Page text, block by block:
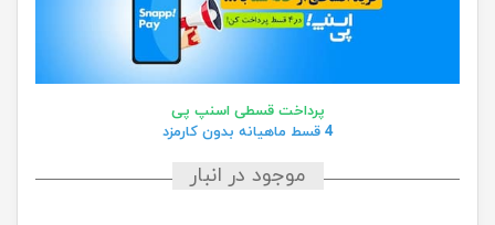
پرداخت قسطی اسنپ پی
4 قسط ماهیانه بدون کارمزد
موجود در انبار